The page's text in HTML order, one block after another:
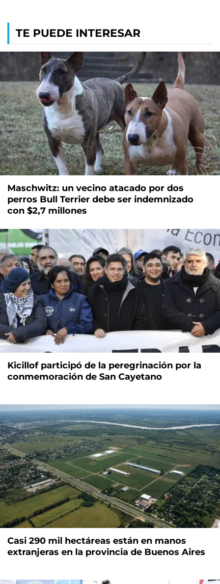
TE PUEDE INTERESAR
Maschwitz: un vecino atacado por dos
perros Bull Terrier debe ser indemnizado
con $2,7 millones
Kicillof participó de la peregrinación por la
conmemoración de San Cayetano
Casi 290 mil hectáreas están en manos
extranjeras en la provincia de Buenos Aires